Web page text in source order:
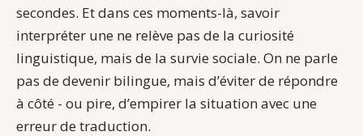
secondes. Et dans ces moments-là, savoir
interpréter une ne relève pas de la curiosité
linguistique, mais de la survie sociale. On ne parle
pas de devenir bilingue, mais d’éviter de répondre
à côté - ou pire, d’empirer la situation avec une
erreur de traduction.